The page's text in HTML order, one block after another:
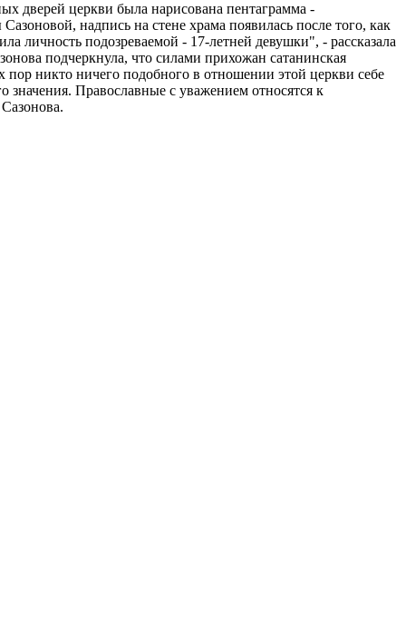
дверей церкви была нарисована пентаграмма -
надпись на стене храма появилась после того, как
личность подозреваемой - 17-летней девушки", - рассказала
подчеркнула, что силами прихожан сатанинская
пор никто ничего подобного в отношении этой церкви себе
значения. Православные с уважением относятся к